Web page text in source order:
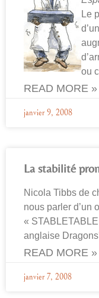
Le
ou
READ MORE »
janvier 9, 2008
La stabilité
Nicola Tibbs de
nous parler d’un
«
anglaise
READ MORE »
janvier 7, 2008